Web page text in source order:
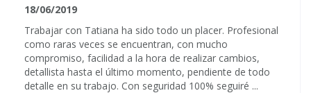
18/06/2019
Trabajar con Tatiana ha sido todo un placer. Profesional
como raras veces se encuentran, con mucho
compromiso, facilidad a la hora de realizar cambios,
detallista hasta el último momento, pendiente de todo
detalle en su trabajo. Con seguridad 100% seguiré ...